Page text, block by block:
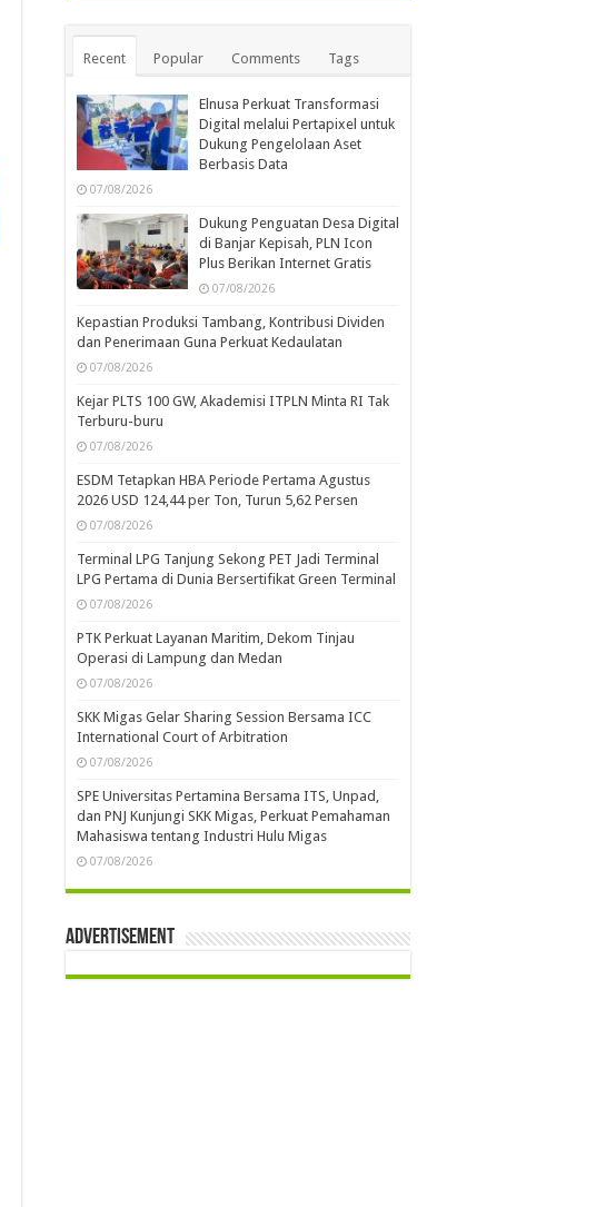
Recent Popular Comments Tags
Elnusa Perkuat Transformasi
Digital melalui Pertapixel untuk
Dukung Pengelolaan Aset
Berbasis Data
07/08/2026
Dukung Penguatan Desa Digital
di Banjar Kepisah, PLN Icon
Plus Berikan Internet Gratis
07/08/2026
Kepastian Produksi Tambang, Kontribusi Dividen
dan Penerimaan Guna Perkuat Kedaulatan
07/08/2026
Kejar PLTS 100 GW, Akademisi ITPLN Minta RI Tak
Terburu-buru
07/08/2026
ESDM Tetapkan HBA Periode Pertama Agustus
2026 USD 124,44 per Ton, Turun 5,62 Persen
07/08/2026
Terminal LPG Tanjung Sekong PET Jadi Terminal
LPG Pertama di Dunia Bersertifikat Green Terminal
07/08/2026
PTK Perkuat Layanan Maritim, Dekom Tinjau
Operasi di Lampung dan Medan
07/08/2026
SKK Migas Gelar Sharing Session Bersama ICC
International Court of Arbitration
07/08/2026
SPE Universitas Pertamina Bersama ITS, Unpad,
dan PNJ Kunjungi SKK Migas, Perkuat Pemahaman
Mahasiswa tentang Industri Hulu Migas
07/08/2026
Advertisement